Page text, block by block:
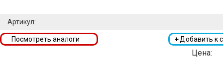
Артикул:
+Добавить к
Посмотреть аналоги
Цена: